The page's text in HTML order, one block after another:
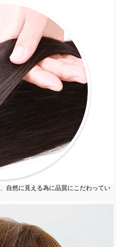
自然に見える為に品質にこだわってい